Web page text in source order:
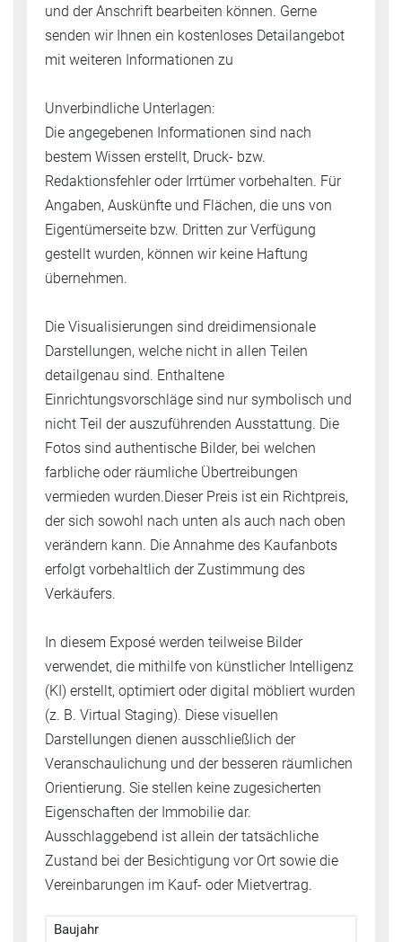
und der Anschrift bearbeiten können. Gerne
senden wir Ihnen ein kostenloses Detailangebot
mit weiteren Informationen zu
Unverbindliche Unterlagen:
Die angegebenen Informationen sind nach
bestem Wissen erstellt, Druck- bzw.
Redaktionsfehler oder Irrtümer vorbehalten. Für
Angaben, Auskünfte und Flächen, die uns von
Eigentümerseite bzw. Dritten zur Verfügung
gestellt wurden, können wir keine Haftung
übernehmen.
Die Visualisierungen sind dreidimensionale
Darstellungen, welche nicht in allen Teilen
detailgenau sind. Enthaltene
Einrichtungsvorschläge sind nur symbolisch und
nicht Teil der auszuführenden Ausstattung. Die
Fotos sind authentische Bilder, bei welchen
farbliche oder räumliche Übertreibungen
vermieden wurden.Dieser Preis ist ein Richtpreis,
der sich sowohl nach unten als auch nach oben
verändern kann. Die Annahme des Kaufanbots
erfolgt vorbehaltlich der Zustimmung des
Verkäufers.
In diesem Exposé werden teilweise Bilder
verwendet, die mithilfe von künstlicher Intelligenz
(KI) erstellt, optimiert oder digital möbliert wurden
(z. B. Virtual Staging). Diese visuellen
Darstellungen dienen ausschließlich der
Veranschaulichung und der besseren räumlichen
Orientierung. Sie stellen keine zugesicherten
Eigenschaften der Immobilie dar.
Ausschlaggebend ist allein der tatsächliche
Zustand bei der Besichtigung vor Ort sowie die
Vereinbarungen im Kauf- oder Mietvertrag.
Baujahr